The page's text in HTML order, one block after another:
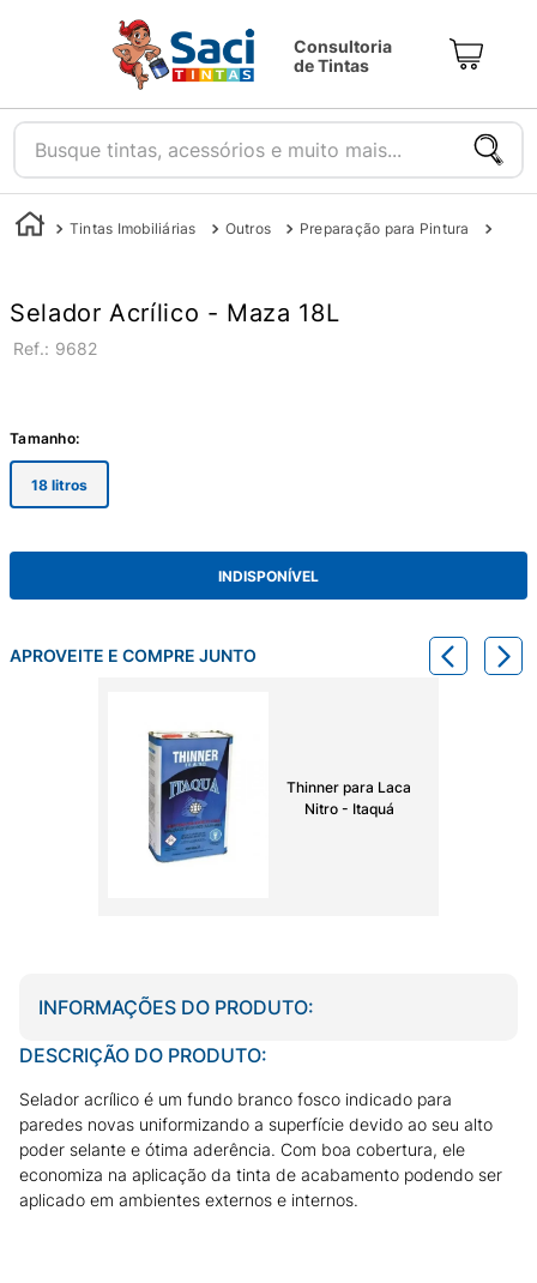
Consultoria
de Tintas
Busque tintas, acessórios e muito mais...
Tintas Imobiliárias Outros Preparação para Pintura
Selador Acrílico - Maza 18L
: 9682
Tamanho:
18 litros
INDISPONÍVEL
APROVEITE E COMPRE JUNTO
Thinner para Laca
Nitro - Itaquá
INFORMAÇÕES DO PRODUTO:
DESCRIÇÃO DO PRODUTO:
Selador acrílico é um fundo branco fosco indicado para
paredes novas uniformizando a superfície devido ao seu alto
poder selante e ótima aderência. Com boa cobertura, ele
economiza na aplicação da tinta de acabamento podendo ser
aplicado em ambientes externos e internos.